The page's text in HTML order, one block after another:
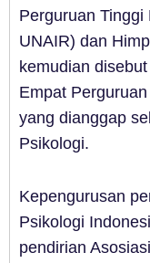
Perguruan
UNAIR) dan
kemudian
Empat
yang dianggap
Psikologi.
Kepengurusan
Psikologi
pendirian